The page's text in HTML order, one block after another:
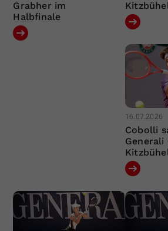
Grabher im
Halbfinale
16.07.2026
Cobolli
Generali